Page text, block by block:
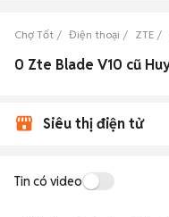
Chợ Tốt Điện thoại ZTE
Siêu thị điện tử
Tin có video